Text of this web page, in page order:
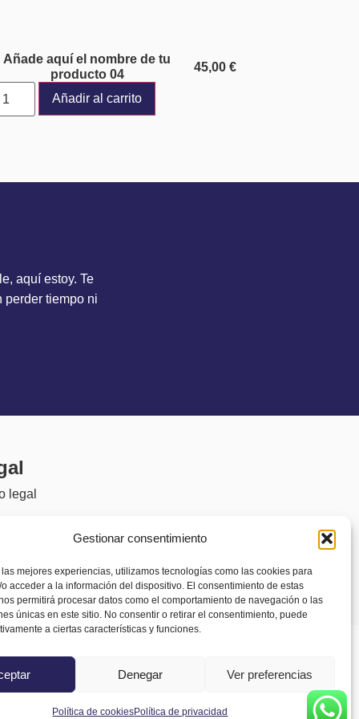
Gestionar consentimiento
mejores experiencias, utilizamos tecnologías como las cookies para
acceder a la información del dispositivo. El consentimiento de estas
permitirá procesar datos como el comportamiento de navegación o las
únicas en este sitio. No consentir o retirar el consentimiento, puede
a ciertas características y funciones.
Denegar Ver preferencias
Política de cookiesPolítica de privacidad
Añade aquí el nombre de tu
producto 04
45,00€
Añadir al carrito
aquí estoy. Te
perder tiempo ni
legal
de cookies